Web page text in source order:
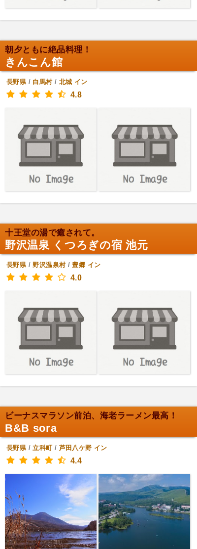
朝夕ともに絶品料理！
きんこん館
長野県/ 白馬村/ 北城 イン
4.8
十王堂の湯で癒されて。
野沢温泉 くつろぎの宿 池元
長野県/野沢温泉村/豊郷 イン
4.0
ビーナスマラソン前泊、海老ラーメン最高！
B&B sora
長野県/立科町/ 芦田八ケ野 イン
4.4